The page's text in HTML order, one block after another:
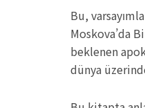
Bu,
Moskova’da
beklenen
dünya